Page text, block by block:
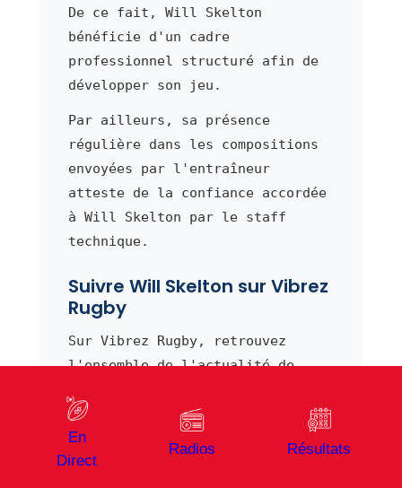
De ce fait, Will Skelton
bénéficie d'un cadre
professionnel structuré afin de
développer son jeu.
Par ailleurs, sa présence
régulière dans les compositions
envoyées par l'entraîneur
atteste de la confiance accordée
à Will Skelton par le staff
technique.
Suivre Will Skelton sur Vibrez
Rugby
Sur Vibrez Rugby, retrouvez
l'ensemble de l'actualité de
temps réel.
En effet, notre équipe
En
Direct
Radios Résultats